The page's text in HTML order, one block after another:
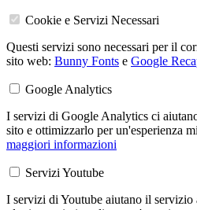
Cookie e Servizi Necessari
Questi servizi sono necessari per il
sito web: Bunny Fonts e Google
Google Analytics
I servizi di Google Analytics ci
sito e ottimizzarlo per un'esperienza
maggiori informazioni
Servizi Youtube
I servizi di Youtube aiutano il